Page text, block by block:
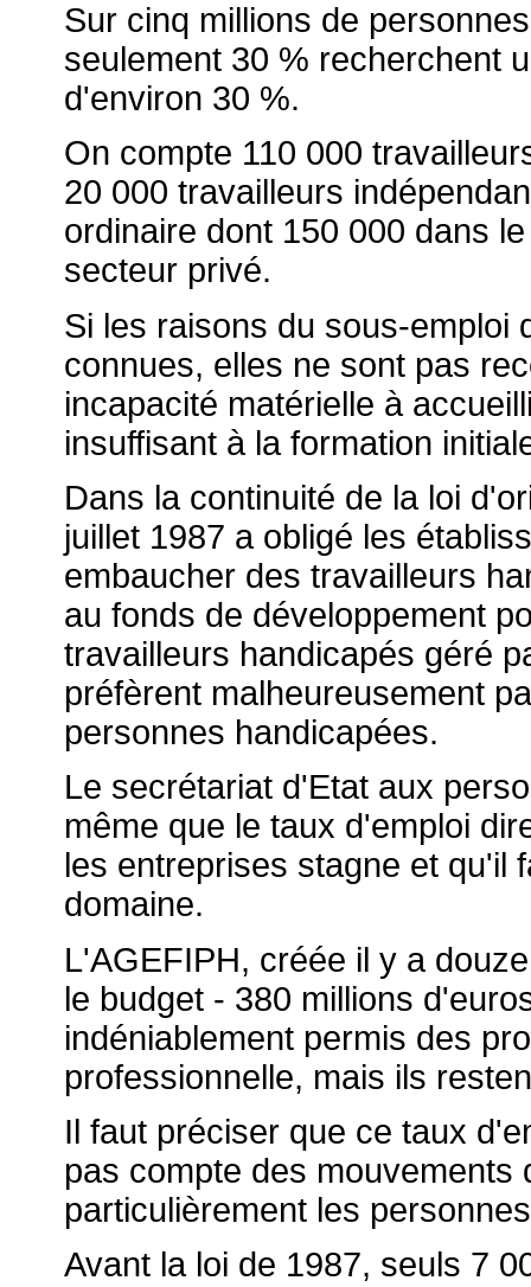
Sur cinq millions de
seulement 30 % recherchent
d'environ 30 %.
On compte 110 000
20 000 travailleurs
ordinaire dont 150 000 dans
secteur privé.
Si les raisons du sous-emploi
connues, elles ne sont pas
incapacité matérielle à
insuffisant à la formation
Dans la continuité de la loi
juillet 1987 a obligé les
embaucher des travailleurs
au fonds de développement
travailleurs handicapés géré
préfèrent malheureusement
personnes handicapées.
Le secrétariat d'Etat aux
même que le taux d'emploi
les entreprises stagne et qu'il
domaine.
L'AGEFIPH, créée il y a
le budget - 380 millions
indéniablement permis des
professionnelle, mais ils
Il faut préciser que ce taux
pas compte des mouvements
particulièrement les
Avant la loi de 1987, seuls 7